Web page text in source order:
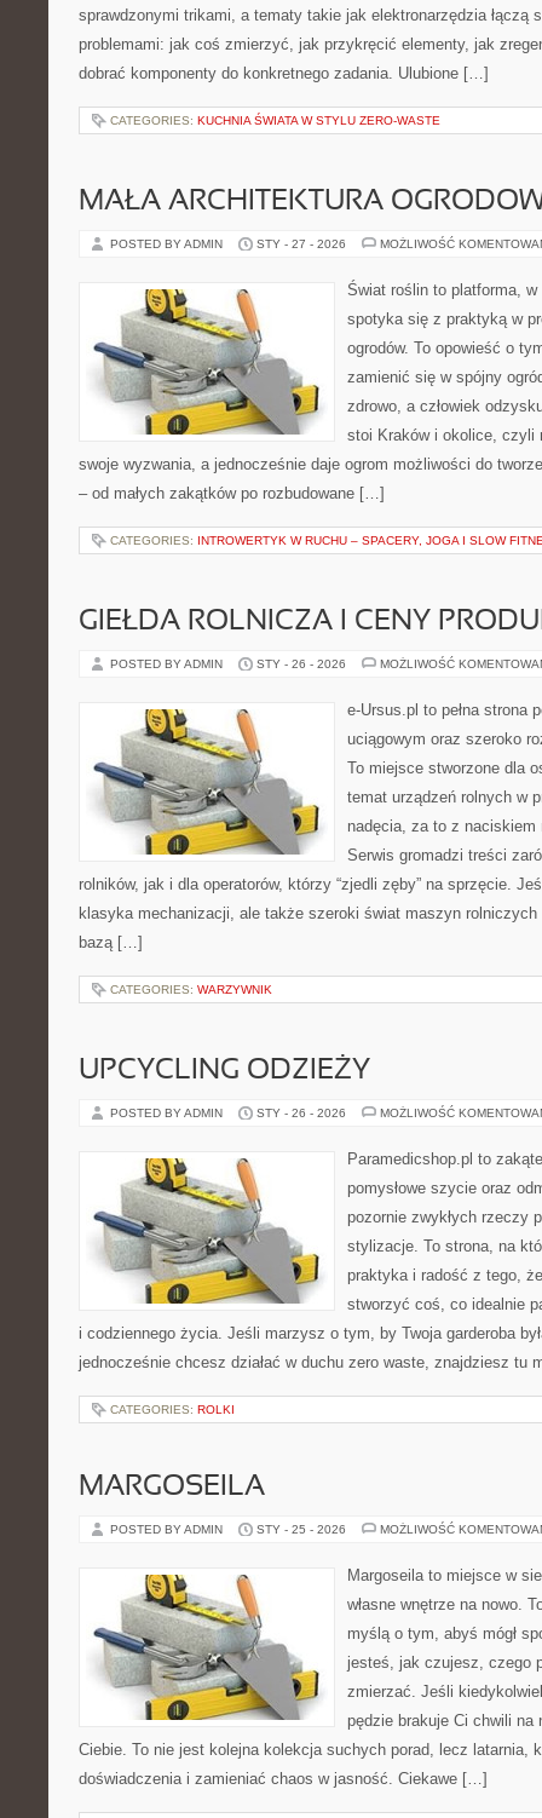
sprawdzonymi trikami, a tematy takie jak elektronarzędzia łączą
problemami: jak coś zmierzyć, jak przykręcić elementy, jak
dobrać komponenty do konkretnego zadania. Ulubione […]
CATEGORIES: KUCHNIA ŚWIATA W STYLU ZERO-WASTE
MAŁA ARCHITEKTURA
POSTED BY ADMIN STY - 27 - 2026 MOŻLIWOŚĆ
Świat roślin to platforma, w
spotyka się z praktyką w
ogrodów. To opowieść o
zamienić się w spójny
zdrowo, a człowiek
stoi Kraków i okolice, czyli
swoje wyzwania, a jednocześnie daje ogrom możliwości do
– od małych zakątków po rozbudowane […]
CATEGORIES: INTROWERTYK W RUCHU – SPACERY, JOGA I SLOW
GIEŁDA ROLNICZA I CENY
POSTED BY ADMIN STY - 26 - 2026 MOŻLIWOŚĆ
e-Ursus.pl to pełna strona
uciągowym oraz szeroko
To miejsce stworzone dla
temat urządzeń rolnych w
nadęcia, za to z
Serwis gromadzi treści
rolników, jak i dla operatorów, którzy “zjedli zęby” na sprzęcie.
klasyka mechanizacji, ale także szeroki świat maszyn
bazą […]
CATEGORIES: WARZYWNIK
UPCYCLING ODZIEŻY
POSTED BY ADMIN STY - 26 - 2026 MOŻLIWOŚĆ
Paramedicshop.pl to
pomysłowe szycie oraz
pozornie zwykłych rzeczy
stylizacje. To strona, na
praktyka i radość z tego,
stworzyć coś, co idealnie
i codziennego życia. Jeśli marzysz o tym, by Twoja garderoba
jednocześnie chcesz działać w duchu zero waste, znajdziesz tu
CATEGORIES: ROLKI
MARGOSEILA
POSTED BY ADMIN STY - 25 - 2026 MOŻLIWOŚĆ
Margoseila to miejsce w
własne wnętrze na nowo.
myślą o tym, abyś mógł
jesteś, jak czujesz, czego
zmierzać. Jeśli
pędzie brakuje Ci chwili na
Ciebie. To nie jest kolejna kolekcja suchych porad, lecz latarnia,
doświadczenia i zamieniać chaos w jasność. Ciekawe […]